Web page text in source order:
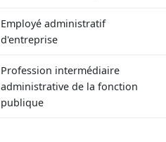
Employé administratif
d'entreprise
Profession intermédiaire
administrative de la fonction
publique